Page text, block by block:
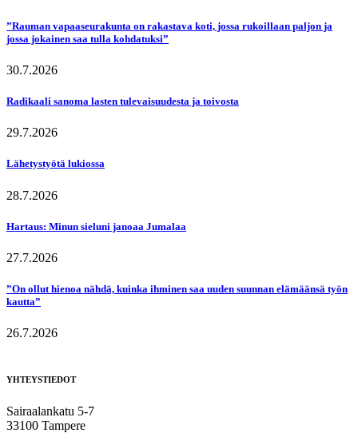
”Rauman vapaaseurakunta on rakastava koti, jossa rukoillaan paljon ja
jossa jokainen saa tulla kohdatuksi”
30.7.2026
Radikaali sanoma lasten tulevaisuudesta ja toivosta
29.7.2026
Lähetystyötä lukiossa
28.7.2026
Hartaus: Minun sieluni janoaa Jumalaa
27.7.2026
”On ollut hienoa nähdä, kuinka ihminen saa uuden suunnan elämäänsä työn
kautta”
26.7.2026
YHTEYSTIEDOT
Sairaalankatu 5-7
33100 Tampere